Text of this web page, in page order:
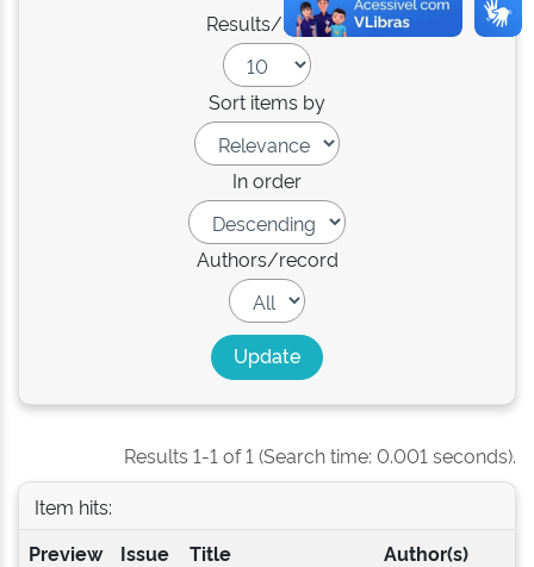
Results/Page
Sort items by
In order
Authors/record
Results 1-1 of 1 (Search time: 0.001 seconds).
Item hits:
Preview
Issue
Title Author(s)